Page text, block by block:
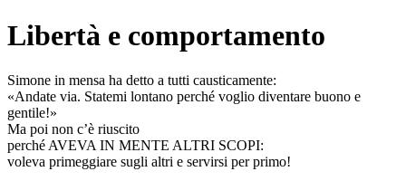
Libertà e comportamento
Simone in mensa ha detto a tutti causticamente:
«Andate via. Statemi lontano perché voglio diventare buono e
gentile!»
Ma poi non c’è riuscito
perché AVEVA IN MENTE ALTRI SCOPI:
voleva primeggiare sugli altri e servirsi per primo!